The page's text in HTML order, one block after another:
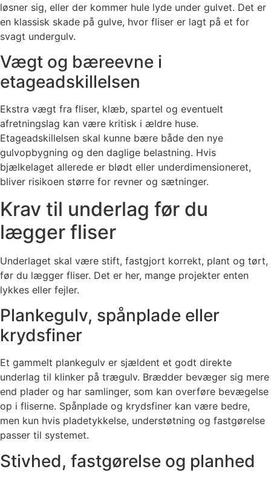
løsner sig, eller der kommer hule lyde under gulvet. Det er
en klassisk skade på gulve, hvor fliser er lagt på et for
svagt undergulv.
Vægt og bæreevne i
etageadskillelsen
Ekstra vægt fra fliser, klæb, spartel og eventuelt
afretningslag kan være kritisk i ældre huse.
Etageadskillelsen skal kunne bære både den nye
gulvopbygning og den daglige belastning. Hvis
bjælkelaget allerede er blødt eller underdimensioneret,
bliver risikoen større for revner og sætninger.
Krav til underlag før du
lægger fliser
Underlaget skal være stift, fastgjort korrekt, plant og tørt,
før du lægger fliser. Det er her, mange projekter enten
lykkes eller fejler.
Plankegulv, spånplade eller
krydsfiner
Et gammelt plankegulv er sjældent et godt direkte
underlag til klinker på trægulv. Brædder bevæger sig mere
end plader og har samlinger, som kan overføre bevægelse
op i fliserne. Spånplade og krydsfiner kan være bedre,
men kun hvis pladetykkelse, understøtning og fastgørelse
passer til systemet.
Stivhed, fastgørelse og planhed